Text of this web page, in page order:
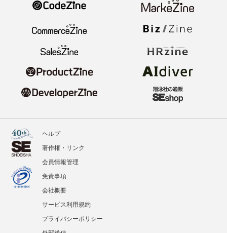
ヘルプ
著作権・リンク
会員情報管理
免責事項
会社概要
サービス利用規約
プライバシーポリシー